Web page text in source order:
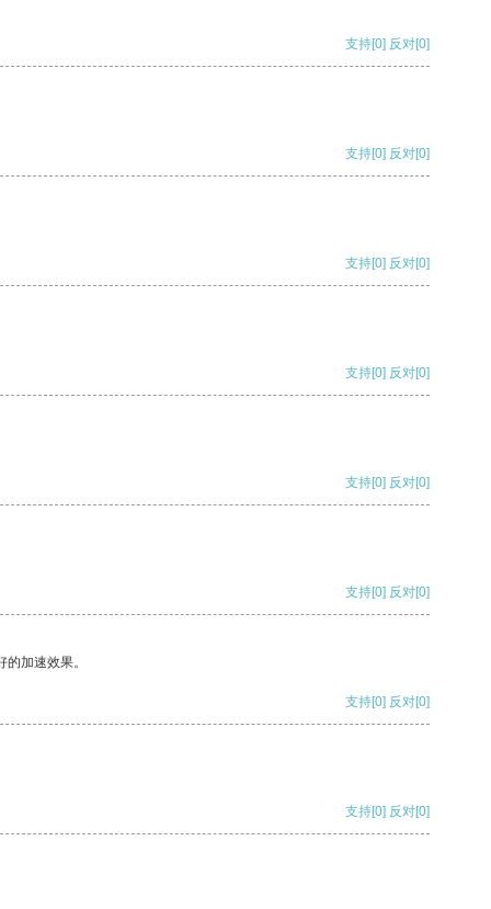
支持[0] 反对[0]
支持[0] 反对[0]
支持[0] 反对[0]
支持[0] 反对[0]
支持[0] 反对[0]
支持[0] 反对[0]
加速效果。
支持[0] 反对[0]
支持[0] 反对[0]